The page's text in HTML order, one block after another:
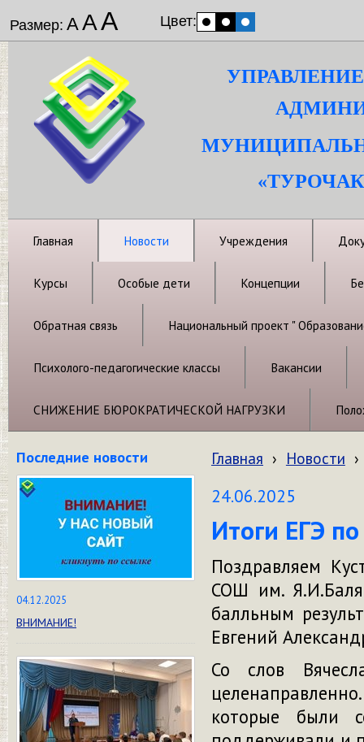
Размер: ААА Цвет:
Главная Новости Учреждения
Курсы Особые дети Концепции
Обратная связь Национальный проект "
Психолого-педагогические классы Вакансии
СНИЖЕНИЕ БЮРОКРАТИЧЕСКОЙ НАГРУЗКИ
Последние новости
04.12.2025
ВНИМАНИЕ!
Главная › Новости ›
24.06.2025
Итоги ЕГЭ
Поздравляем
СОШ им.
балльным
Евгений
Со слов
которые были